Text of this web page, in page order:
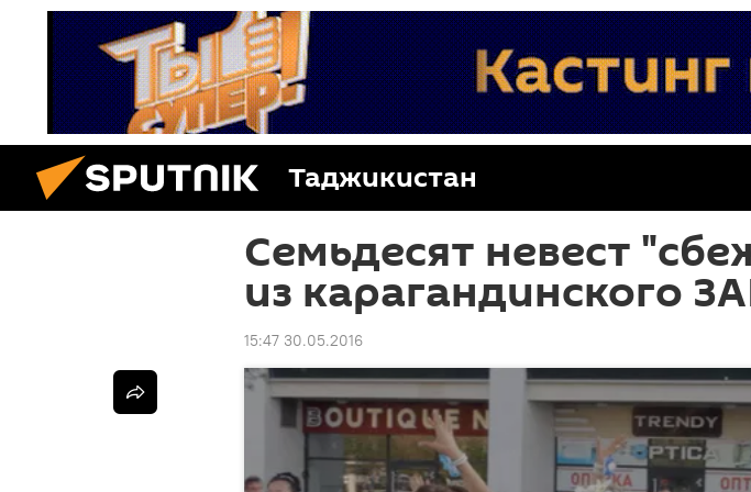
Таджикистан
Семьдесят невест
из карагандинского
15:47 30.05.2016